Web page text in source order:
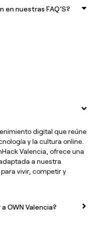
nuestras FAQ’S?
digital que reúne
y la cultura online.
Valencia, ofrece una
a nuestra
vivir, competir y
OWN Valencia?